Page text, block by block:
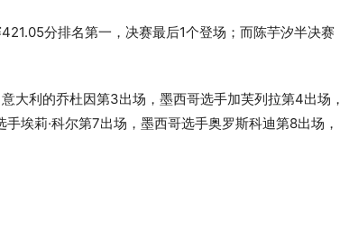
分排名第一，决赛最后1个登场；而陈芋汐半决赛
大利的乔杜因第3出场，墨西哥选手加芙列拉第4出场，
埃莉·科尔第7出场，墨西哥选手奥罗斯科迪第8出场，